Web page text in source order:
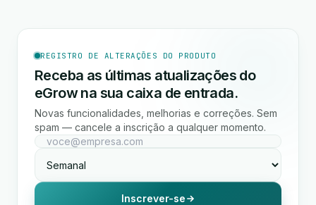
REGISTRO DE ALTERAÇÕES DO PRODUTO
Receba as últimas atualizações do
eGrow na sua caixa de entrada.
Novas funcionalidades, melhorias e correções. Sem
spam — cancele a inscrição a qualquer momento.
Inscrever-se